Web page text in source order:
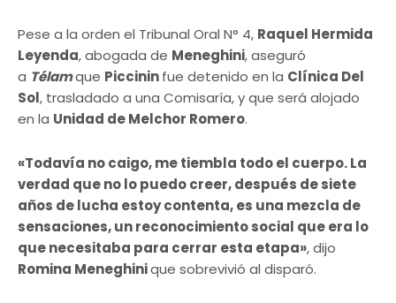
Pese a la orden el Tribunal Oral N° 4, Raquel Hermida
Leyenda, abogada de Meneghini, aseguró
a Télamque Piccininfue detenido en la Clínica Del
Sol, trasladado a una Comisaría, y que será alojado
en la Unidad de Melchor Romero.
«Todavía no caigo, me tiembla todo el cuerpo. La
verdad que no lo puedo creer, después de siete
años de lucha estoy contenta, es una mezcla de
sensaciones, un reconocimiento social que era lo
que necesitaba para cerrar esta etapa», dijo
Romina Meneghinique sobrevivió al disparó.